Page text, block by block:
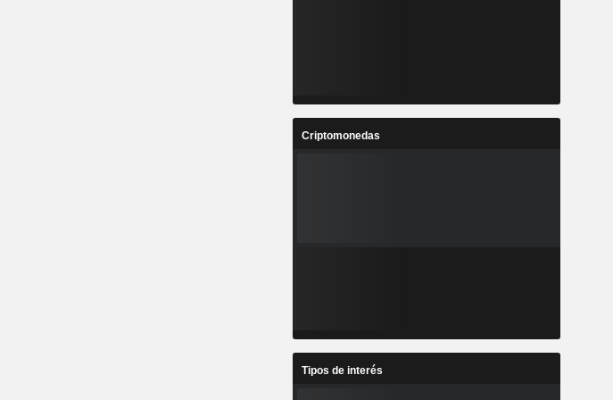
Criptomonedas
Tipos de interés